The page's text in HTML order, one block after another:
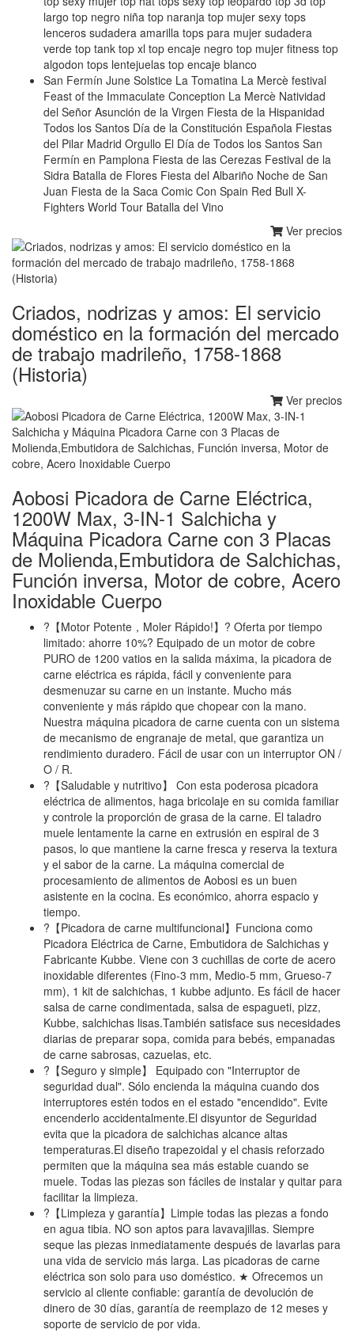
largo top negro niña top naranja top mujer sexy tops
lenceros sudadera amarilla tops para mujer sudadera
verde top tank top xl top encaje negro top mujer fitness top
algodon tops lentejuelas top encaje blanco
San Fermín June Solstice La Tomatina La Mercè festival
Feast of the Immaculate Conception La Mercè Natividad
del Señor Asunción de la Virgen Fiesta de la Hispanidad
Todos los Santos Día de la Constitución Española Fiestas
del Pilar Madrid Orgullo El Día de Todos los Santos San
Fermín en Pamplona Fiesta de las Cerezas Festival de la
Sidra Batalla de Flores Fiesta del Albariño Noche de San
Juan Fiesta de la Saca Comic Con Spain Red Bull X-
Fighters World Tour Batalla del Vino
Ver precios
Criados, nodrizas y amos: El servicio
doméstico en la formación del mercado
de trabajo madrileño, 1758-1868
(Historia)
Ver precios
Aobosi Picadora de Carne Eléctrica,
1200W Max, 3-IN-1 Salchicha y
Máquina Picadora Carne con 3 Placas
de Molienda,Embutidora de Salchichas,
Función inversa, Motor de cobre, Acero
Inoxidable Cuerpo
?【Motor Potente，Moler Rápido!】? Oferta por tiempo
limitado: ahorre 10%? Equipado de un motor de cobre
PURO de 1200 vatios en la salida máxima, la picadora de
carne eléctrica es rápida, fácil y conveniente para
desmenuzar su carne en un instante. Mucho más
conveniente y más rápido que chopear con la mano.
Nuestra máquina picadora de carne cuenta con un sistema
de mecanismo de engranaje de metal, que garantiza un
rendimiento duradero. Fácil de usar con un interruptor ON /
O / R.
?【Saludable y nutritivo】 Con esta poderosa picadora
eléctrica de alimentos, haga bricolaje en su comida familiar
y controle la proporción de grasa de la carne. El taladro
muele lentamente la carne en extrusión en espiral de 3
pasos, lo que mantiene la carne fresca y reserva la textura
y el sabor de la carne. La máquina comercial de
procesamiento de alimentos de Aobosi es un buen
asistente en la cocina. Es económico, ahorra espacio y
tiempo.
?【Picadora de carne multifuncional】Funciona como
Picadora Eléctrica de Carne, Embutidora de Salchichas y
Fabricante Kubbe. Viene con 3 cuchillas de corte de acero
inoxidable diferentes (Fino-3 mm, Medio-5 mm, Grueso-7
mm), 1 kit de salchichas, 1 kubbe adjunto. Es fácil de hacer
salsa de carne condimentada, salsa de espagueti, pizz,
Kubbe, salchichas lisas.También satisface sus necesidades
diarias de preparar sopa, comida para bebés, empanadas
de carne sabrosas, cazuelas, etc.
?【Seguro y simple】 Equipado con "Interruptor de
seguridad dual". Sólo encienda la máquina cuando dos
interruptores estén todos en el estado "encendido". Evite
encenderlo accidentalmente.El disyuntor de Seguridad
evita que la picadora de salchichas alcance altas
temperaturas.El diseño trapezoidal y el chasis reforzado
permiten que la máquina sea más estable cuando se
muele. Todas las piezas son fáciles de instalar y quitar para
facilitar la limpieza.
?【Limpieza y garantía】Limpie todas las piezas a fondo
en agua tibia. NO son aptos para lavavajillas. Siempre
seque las piezas inmediatamente después de lavarlas para
una vida de servicio más larga. Las picadoras de carne
eléctrica son solo para uso doméstico. ★ Ofrecemos un
servicio al cliente confiable: garantía de devolución de
dinero de 30 días, garantía de reemplazo de 12 meses y
soporte de servicio de por vida.